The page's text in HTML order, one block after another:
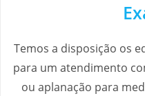
Temos a disposição os
para um atendimento
ou aplanação para